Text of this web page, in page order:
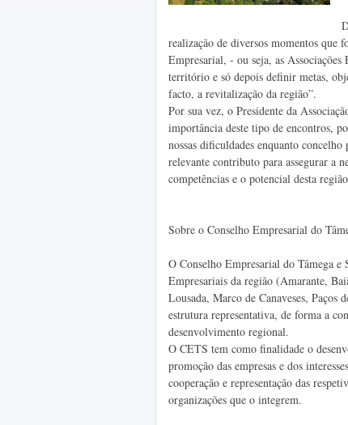
realização de diversos momentos que
Empresarial, - ou seja, as
território e só depois definir metas,
facto, a revitalização da região”.
Por sua vez, o Presidente da
importância deste tipo de encontros,
nossas dificuldades enquanto
relevante contributo para assegurar a
competências e o potencial desta
Sobre o Conselho Empresarial do
O Conselho Empresarial do Tâmega e
Empresariais da região (Amarante,
Lousada, Marco de Canaveses,
estrutura representativa, de forma a
desenvolvimento regional.
O CETS tem como finalidade o
promoção das empresas e dos
cooperação e representação das
organizações que o integrem.